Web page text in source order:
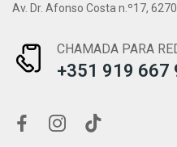
Av. Dr. Afonso Costa n.º17,
CHAMADA PARA
+351 919 667